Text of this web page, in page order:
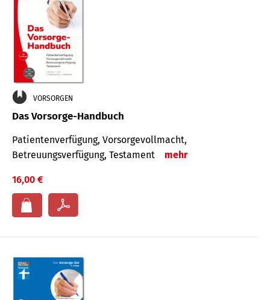
VORSORGEN
Das Vorsorge-Handbuch
Patientenverfügung, Vorsorgevollmacht,
Betreuungsverfügung, Testament
mehr
16,00 €